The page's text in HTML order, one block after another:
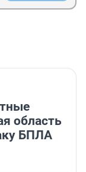
область
БПЛА